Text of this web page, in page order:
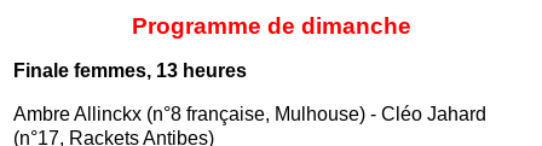
Programme de dimanche
Finale femmes, 13 heures
Ambre Allinckx (n°8 française, Mulhouse) - Cléo Jahard
(n°17, Rackets Antibes)